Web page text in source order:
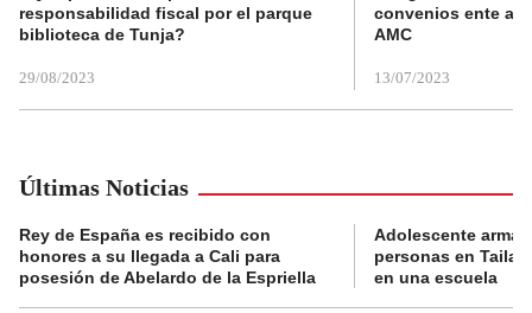
responsabilidad fiscal por el parque
biblioteca de Tunja?
29/08/2023
convenios ente
AMC
13/07/2023
Últimas Noticias
Rey de España es recibido con
honores a su llegada a Cali para
posesión de Abelardo de la Espriella
Adolescente
personas en
en una escuela